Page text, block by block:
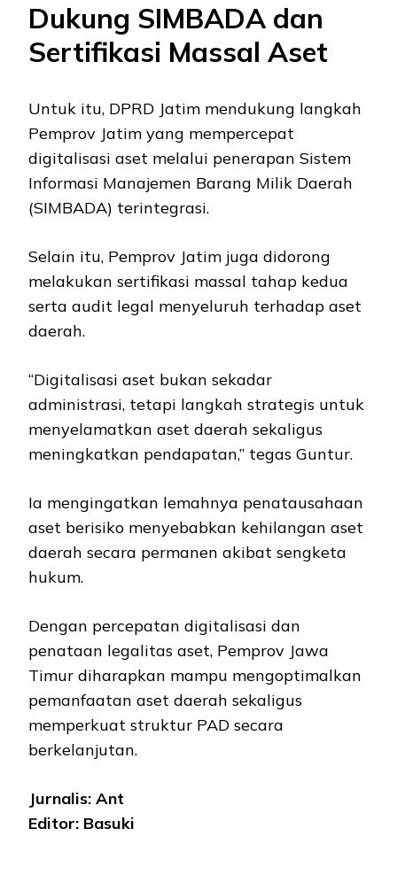
Dukung SIMBADA dan
Sertifikasi Massal Aset
Untuk itu, DPRD Jatim mendukung langkah
Pemprov Jatim yang mempercepat
digitalisasi aset melalui penerapan Sistem
Informasi Manajemen Barang Milik Daerah
(SIMBADA) terintegrasi.
Selain itu, Pemprov Jatim juga didorong
melakukan sertifikasi massal tahap kedua
serta audit legal menyeluruh terhadap aset
daerah.
“Digitalisasi aset bukan sekadar
administrasi, tetapi langkah strategis untuk
menyelamatkan aset daerah sekaligus
meningkatkan pendapatan,” tegas Guntur.
Ia mengingatkan lemahnya penatausahaan
aset berisiko menyebabkan kehilangan aset
daerah secara permanen akibat sengketa
hukum.
Dengan percepatan digitalisasi dan
penataan legalitas aset, Pemprov Jawa
Timur diharapkan mampu mengoptimalkan
pemanfaatan aset daerah sekaligus
memperkuat struktur PAD secara
berkelanjutan.
Jurnalis: Ant
Editor: Basuki